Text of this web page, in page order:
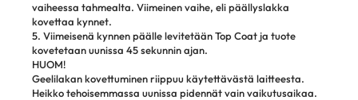
vaiheessa tahmealta. Viimeinen vaihe, eli päällyslakka
kovettaa kynnet.
5. Viimeisenä kynnen päälle levitetään Top Coat ja tuote
kovetetaan uunissa 45 sekunnin ajan.
HUOM!
Geelilakan kovettuminen riippuu käytettävästä laitteesta.
Heikko tehoisemmassa uunissa pidennät vain vaikutusaikaa.